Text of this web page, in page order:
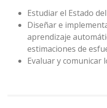
Estudiar el Estado
Diseñar e
aprendizaje
estimaciones de
Evaluar y comunicar